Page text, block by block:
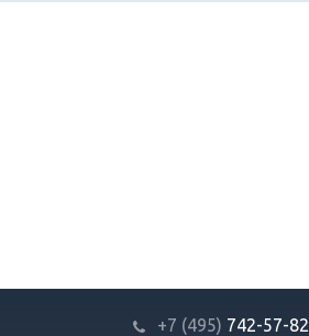
+7 (495) 742-57-82